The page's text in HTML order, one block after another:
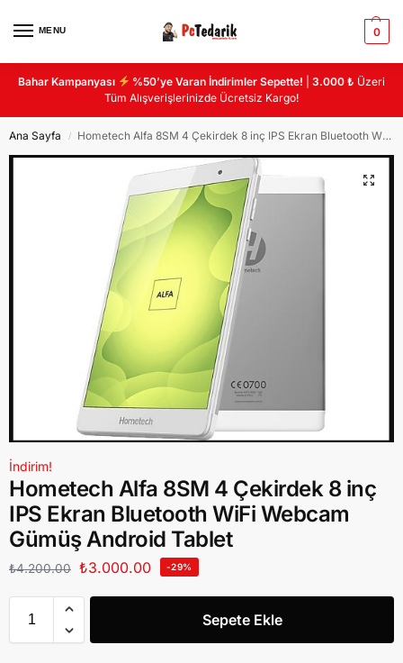
MENU 0
Bahar Kampanyası %50’ye Varan İndirimler Sepette! |3.000 ₺ Üzeri
Tüm Alışverişlerinizde Ücretsiz Kargo!
Ana Sayfa / Hometech Alfa 8SM 4 Çekirdek 8 inç IPS Ekran Bluetooth WiFi Webcam Gümüş Android Tablet
İndirim!
Hometech Alfa 8SM 4 Çekirdek 8 inç
IPS Ekran Bluetooth WiFi Webcam
Gümüş Android Tablet
₺4.200.00 ₺3.000.00 -29%
Sepete Ekle